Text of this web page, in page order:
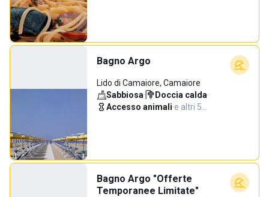
Bagno Argo
Lido di Camaiore, Camaiore
Sabbiosa· Doccia calda·
Accesso animali·e altri 5…
Bagno Argo "Offerte
Temporanee Limitate"